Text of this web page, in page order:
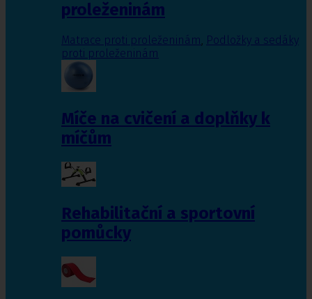
proleženinám
Matrace proti proleženinám, Podložky a sedáky
proti proleženinám
Míče na cvičení a doplňky k
míčům
Rehabilitační a sportovní
pomůcky